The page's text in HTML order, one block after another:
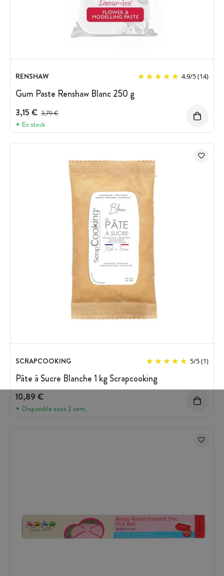
RENSHAW 4.9/5(14)
Gum Paste Renshaw Blanc 250 g
3,15 € Prix avant réduction :
3,79 €
En stock
SCRAPCOOKING 5/5(1)
Pâte à Sucre Blanche 1 kg Scrapcooking
10,89 €
Disponible sous 2 sem.